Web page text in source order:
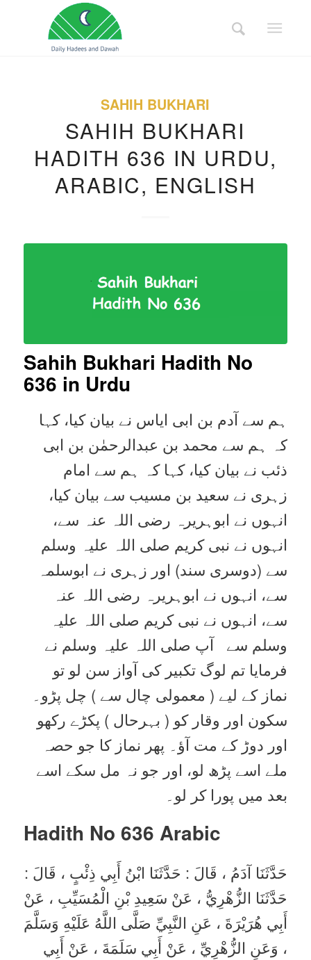
SAHIH BUKHARI
SAHIH BUKHARI
HADITH 636 IN URDU,
ARABIC, ENGLISH
Sahih Bukhari Hadith No
636 in Urdu
ہم سے آدم بن ابی ایاس نے بیان کیا، کہا
کہ ہم سے محمد بن عبدالرحمٰن بن ابی
ذئب نے بیان کیا، کہا کہ ہم سے امام
زہری نے سعید بن مسیب سے بیان کیا،
انہوں نے ابوہریرہ رضی اللہ عنہ سے،
انہوں نے نبی کریم صلی اللہ علیہ وسلم
سے (دوسری سند) اور زہری نے ابوسلمہ
سے، انہوں نے ابوہریرہ رضی اللہ عنہ
سے، انہوں نے نبی کریم صلی اللہ علیہ
وسلم سے آپ صلی اللہ علیہ وسلم نے
فرمایا تم لوگ تکبیر کی آواز سن لو تو
نماز کے لیے ( معمولی چال سے ) چل پڑو۔
سکون اور وقار کو ( بہرحال ) پکڑے رکھو
اور دوڑ کے مت آؤ۔ پھر نماز کا جو حصہ
ملے اسے پڑھ لو، اور جو نہ مل سکے اسے
بعد میں پورا کر لو۔
Hadith No 636 Arabic
حَدَّثَنَا آدَمُ ، قَالَ : حَدَّثَنَا ابْنُ أَبِي ذِئْبٍ ، قَالَ :
حَدَّثَنَا الزُّهْرِيُّ ، عَنْ سَعِيدِ بْنِ الْمُسَيِّبِ ، عَنْ
أَبِي هُرَيْرَةَ ، عَنِ النَّبِيِّ صَلَّى اللَّهُ عَلَيْهِ وَسَلَّمَ
، وَعَنِ الزُّهْرِيِّ ، عَنْ أَبِي سَلَمَةَ ، عَنْ أَبِي